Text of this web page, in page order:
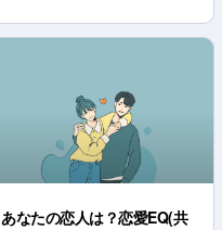
あなたの恋人は？恋愛EQ(共